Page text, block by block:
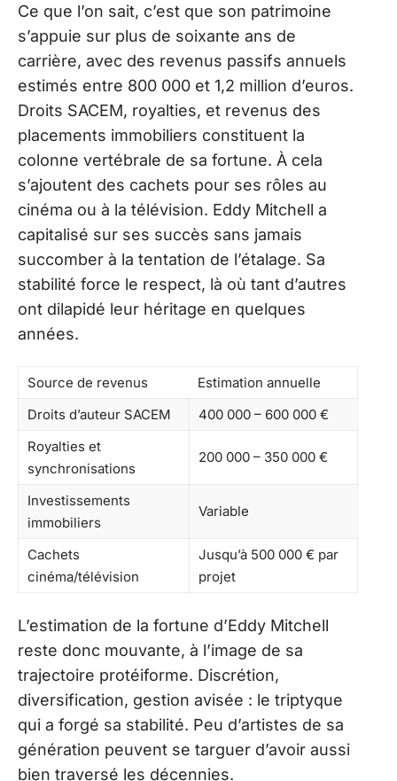
Ce que l’on sait, c’est que son patrimoine
s’appuie sur plus de soixante ans de
carrière, avec des revenus passifs annuels
estimés entre 800 000 et 1,2 million d’euros.
Droits SACEM, royalties, et revenus des
placements immobiliers constituent la
colonne vertébrale de sa fortune. À cela
s’ajoutent des cachets pour ses rôles au
cinéma ou à la télévision. Eddy Mitchell a
capitalisé sur ses succès sans jamais
succomber à la tentation de l’étalage. Sa
stabilité force le respect, là où tant d’autres
ont dilapidé leur héritage en quelques
années.
Source de revenus
Estimation annuelle
Droits d’auteur SACEM
400 000 – 600 000 €
Royalties et
synchronisations
200 000 – 350 000 €
Investissements
immobiliers
Variable
Cachets
cinéma/télévision
Jusqu’à 500 000 € par
projet
L’estimation de la fortune d’Eddy Mitchell
reste donc mouvante, à l’image de sa
trajectoire protéiforme. Discrétion,
diversification, gestion avisée : le triptyque
qui a forgé sa stabilité. Peu d’artistes de sa
génération peuvent se targuer d’avoir aussi
bien traversé les décennies.